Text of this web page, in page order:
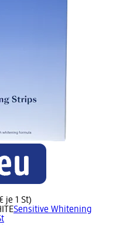
je 1 St)
Sensitive Whitening